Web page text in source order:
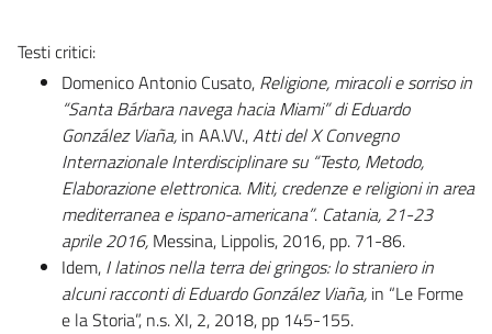
Testi critici:
Domenico Antonio Cusato, Religione, miracoli e sorriso in
“Santa Bárbara navega hacia Miami” di Eduardo
González Viaña, in AA.VV.,Atti del X Convegno
Internazionale Interdisciplinare su “Testo, Metodo,
Elaborazione elettronica. Miti, credenze e religioni in area
mediterranea e ispano-americana”. Catania, 21-23
aprile 2016, Messina, Lippolis, 2016, pp. 71-86.
Idem, I latinos nella terra dei gringos: lo straniero in
alcuni racconti di Eduardo González Viaña, in “Le Forme
e la Storia”, n.s. XI, 2, 2018, pp 145-155.